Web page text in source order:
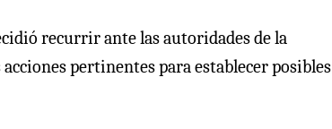
recurrir ante las autoridades de la
pertinentes para establecer posibles